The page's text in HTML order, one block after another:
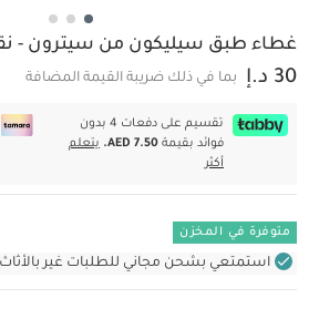
غطاء طبق سيليكون من سيترون -
30 د.إ بما في ذلك ضريبة القيمة المضافة
تقسيم على دفعات 4 بدون
فوائد بقيمة AED 7.50.
يتعلم
أكثر
متوفرة في المخزن
استمتعي بشحن مجاني للطلبات غير بالأثاث التي